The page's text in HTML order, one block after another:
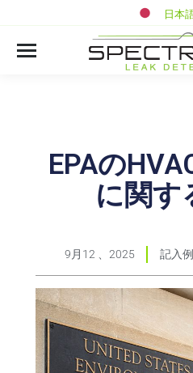
日本
EPAの
に関す
9月12 、2025 記入例